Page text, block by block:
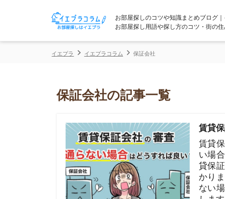
お部屋探しのコツや知識まとめブログ｜イエプラ
お部屋探し用語や探し方のコツ・街の住みやすさ
部屋探しの知恵
賃貸保証会社
い場合でも
貸保証会社
かりません。
ない場合の
します。